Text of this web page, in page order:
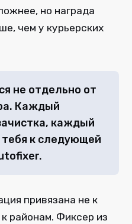
но награда
чем у курьерских
не отдельно от
Каждый
каждый
к следующей
привязана не к
районам. Фиксер из